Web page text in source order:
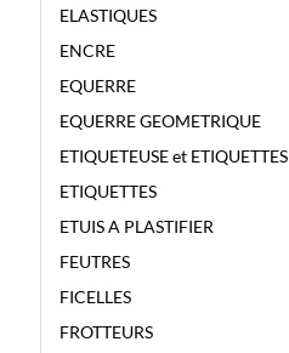
ELASTIQUES
ENCRE
EQUERRE
EQUERRE GEOMETRIQUE
ETIQUETEUSE et ETIQUETTES
ETIQUETTES
ETUIS A PLASTIFIER
FEUTRES
FICELLES
FROTTEURS